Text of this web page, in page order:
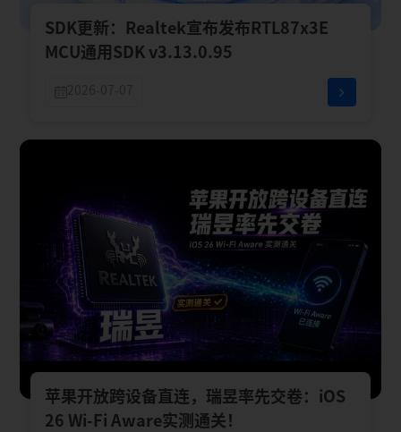
SDK更新：Realtek宣布发布RTL87x3E
MCU通用SDK v3.13.0.95
苹果开放跨设备直连，瑞昱率先交卷：iOS
26 Wi-Fi Aware实测通关！